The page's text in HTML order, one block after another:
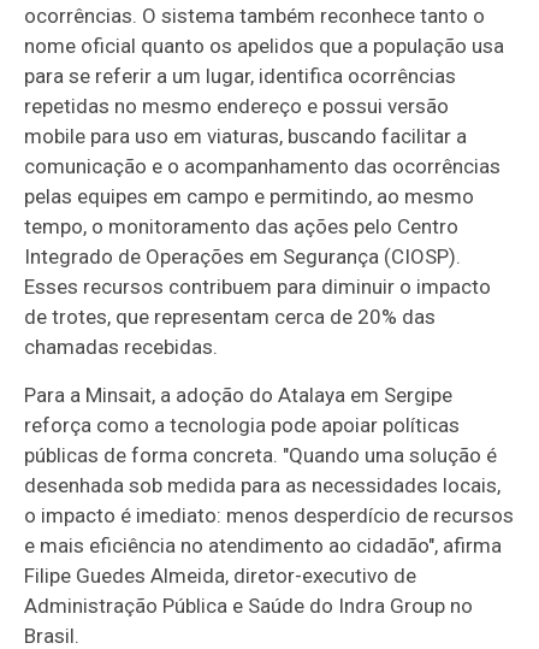
ocorrências. O sistema também reconhece tanto o
nome oficial quanto os apelidos que a população usa
para se referir a um lugar, identifica ocorrências
repetidas no mesmo endereço e possui versão
mobile para uso em viaturas, buscando facilitar a
comunicação e o acompanhamento das ocorrências
pelas equipes em campo e permitindo, ao mesmo
tempo, o monitoramento das ações pelo Centro
Integrado de Operações em Segurança (CIOSP).
Esses recursos contribuem para diminuir o impacto
de trotes, que representam cerca de 20% das
chamadas recebidas.
Para a Minsait, a adoção do Atalaya em Sergipe
reforça como a tecnologia pode apoiar políticas
públicas de forma concreta. "Quando uma solução é
desenhada sob medida para as necessidades locais,
o impacto é imediato: menos desperdício de recursos
e mais eficiência no atendimento ao cidadão", afirma
Filipe Guedes Almeida, diretor-executivo de
Administração Pública e Saúde do Indra Group no
Brasil.